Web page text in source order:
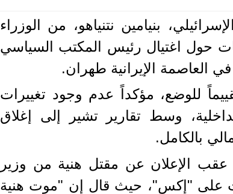
بنيامين نتنياهو، من الوزراء
حول اغتيال رئيس المكتب السياسي
العاصمة الإيرانية طهران.
للوضع، مؤكداً عدم وجود تغييرات
وسط تقارير تشير إلى إغلاق
بالكامل.
الإعلان عن مقتل هنية من وزير
على "إكس"، حيث قال إن "موت هنية